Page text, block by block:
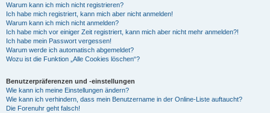
Warum kann ich mich nicht registrieren?
Ich habe mich registriert, kann mich aber nicht anmelden!
Warum kann ich mich nicht anmelden?
Ich habe mich vor einiger Zeit registriert, kann mich aber nicht mehr anmelden?!
Ich habe mein Passwort vergessen!
Warum werde ich automatisch abgemeldet?
Wozu ist die Funktion „Alle Cookies löschen“?
Benutzerpräferenzen und -einstellungen
Wie kann ich meine Einstellungen ändern?
Wie kann ich verhindern, dass mein Benutzername in der Online-Liste auftaucht?
Die Forenuhr geht falsch!